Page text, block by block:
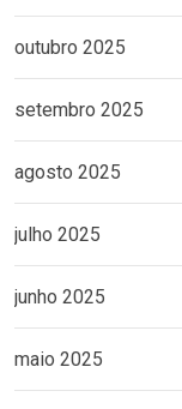
outubro 2025
setembro 2025
agosto 2025
julho 2025
junho 2025
maio 2025